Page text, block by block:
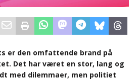
er den omfattende brand på
Det har været en stor, lang og
med dilemmaer, men politiet